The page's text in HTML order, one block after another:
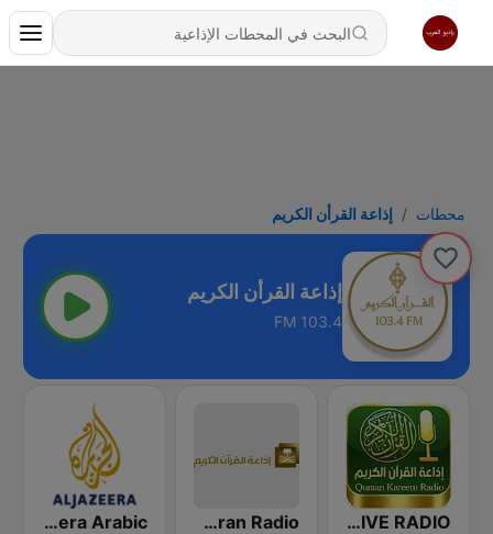
محطات إذاعة القرأن الكريم
إذاعة القرأن الكريم
103.4 FM
QURAN LIVE RADIO Quran Radio اذاعة القرآن الكريم - الرياض Al Jazeera Arabic (قناة الجزيرة)